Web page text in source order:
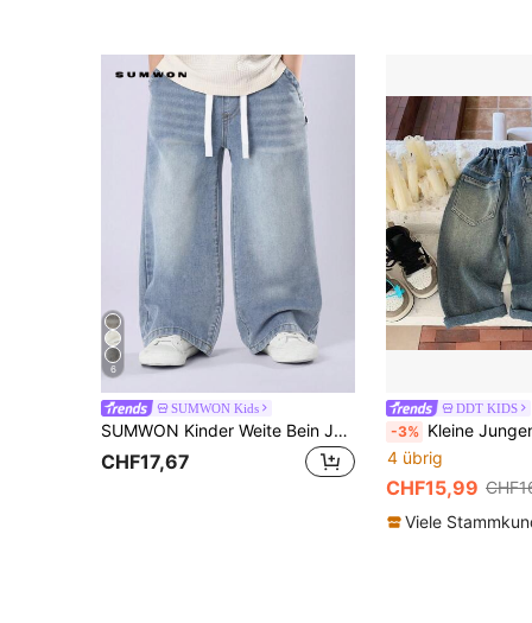
6
SUMWON Kids
SUMWON Kinder Weite Bein Jeans mit Gummizug, Lässiger Relaxed Fit Lässig Denim Hose, Hoher Bund mit Kordelzug, Bequem für den Alltag, Streetwear Mode Hose für Frühling und Herbst
CHF17,67
DDT KIDS
-3% Kleine Jungen Jeans 2024 Herbst Neu Elastisch
4 übrig
CHF15,99
Viele